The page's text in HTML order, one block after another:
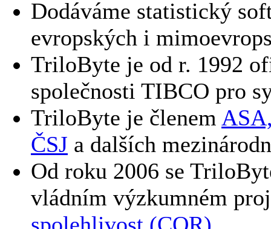
Dodáváme statistický
evropských i
TriloByte je od r. 1992
společnosti TIBCO pro
TriloByte je členem
ČSJ a dalších
Od roku 2006 se
vládním výzkumném